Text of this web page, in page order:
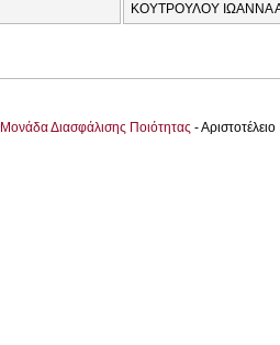
ΚΟΥΤΡΟΥΛΟΥ ΙΩΑΝΝΑ
Μονάδα Διασφάλισης Ποιότητας -